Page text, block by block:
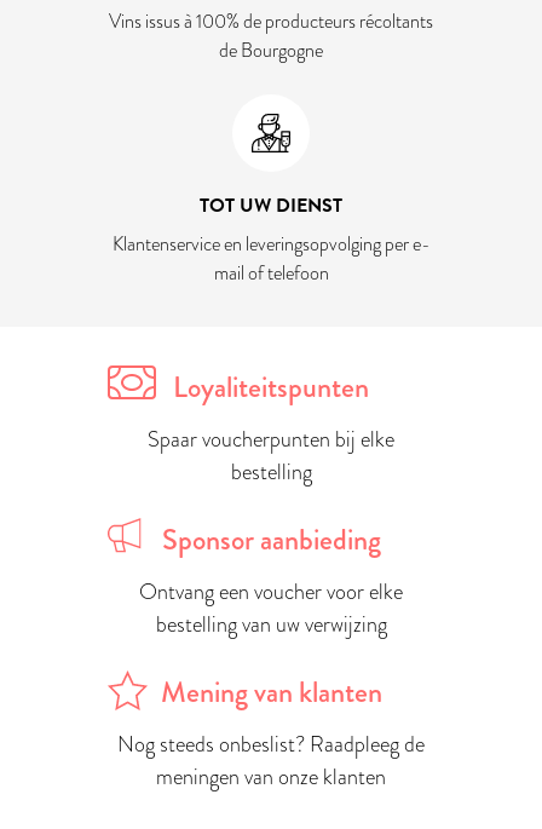
Vins issus à 100% de producteurs récoltants
de Bourgogne
TOT UW DIENST
Klantenservice en leveringsopvolging per e-
mail of telefoon
Loyaliteitspunten
Spaar voucherpunten bij elke
bestelling
Sponsor aanbieding
Ontvang een voucher voor elke
bestelling van uw verwijzing
Mening van klanten
Nog steeds onbeslist? Raadpleeg de
meningen van onze klanten